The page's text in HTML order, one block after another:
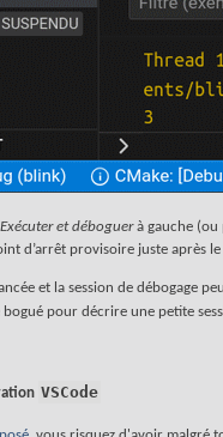
Exécuter et déboguerà gauche (ou
d’arrêt provisoire juste après le
et la session de débogage
pour décrire une petite
VSCode